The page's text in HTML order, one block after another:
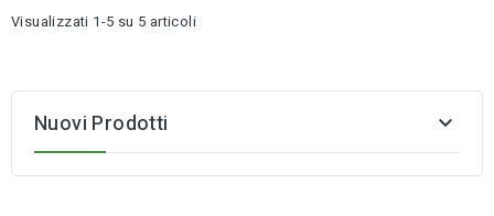
Visualizzati 1-5 su 5 articoli
Nuovi Prodotti 